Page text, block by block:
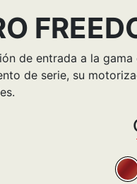
de entrada a la
de serie, su